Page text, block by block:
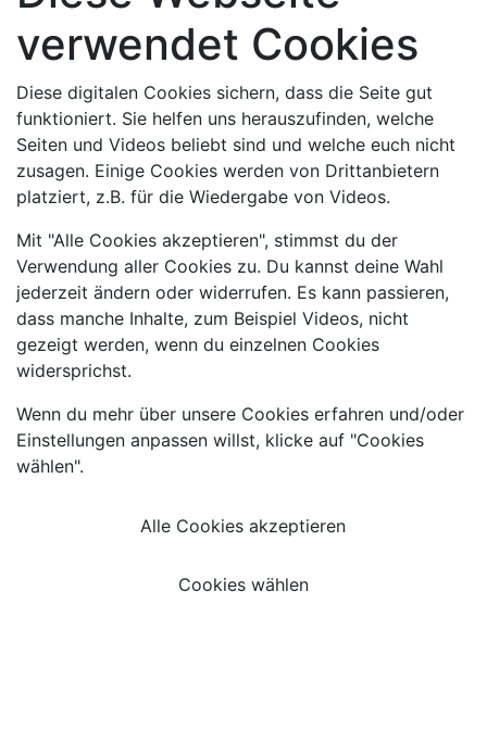
verwendet Cookies
Diese digitalen Cookies sichern, dass die Seite gut
funktioniert. Sie helfen uns herauszufinden, welche
Seiten und Videos beliebt sind und welche euch nicht
zusagen. Einige Cookies werden von Drittanbietern
platziert, z.B. für die Wiedergabe von Videos.
Mit "Alle Cookies akzeptieren", stimmst du der
Verwendung aller Cookies zu. Du kannst deine Wahl
jederzeit ändern oder widerrufen. Es kann passieren,
dass manche Inhalte, zum Beispiel Videos, nicht
gezeigt werden, wenn du einzelnen Cookies
widersprichst.
Wenn du mehr über unsere Cookies erfahren und/oder
Einstellungen anpassen willst, klicke auf "Cookies
wählen".
Alle Cookies akzeptieren
Cookies wählen